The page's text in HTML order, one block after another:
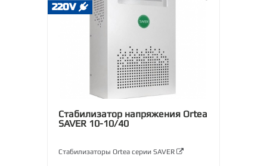
220V
Стабилизатор напряжения Ortea
SAVER 10-10/40
Стабилизаторы Ortea серии SAVER